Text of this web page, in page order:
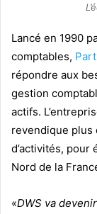
Lancé en 1990
comptables,
répondre aux
gestion
actifs.
revendique plus
d’activités, pour
Nord de la
«DWS va